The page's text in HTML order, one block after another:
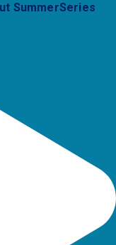
SummerSeries